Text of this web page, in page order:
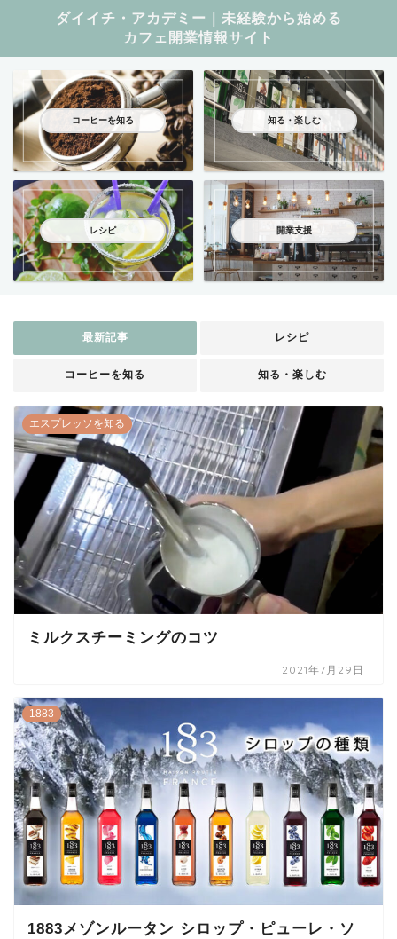
ダイイチ・アカデミー｜未経験から始める
カフェ開業情報サイト
コーヒーを知る 知る・楽しむ
レシピ 開業支援
最新記事 レシピ
コーヒーを知る 知る・楽しむ
エスプレッソを知る
ミルクスチーミングのコツ
2021年7月29日
1883
1883メゾンルータン シロップ・ピューレ・ソ